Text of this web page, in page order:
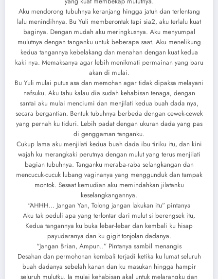
Aku mendorong tubuhnya keranjang hingga jatuh dan terlentang
lalu menindihnya. Bu Yuli memberontak tapi sia2, aku terlalu kuat
baginya. Dengan mudah aku meringkusnya. Aku menyumpal
mulutnya dengan tanganku untuk beberapa saat. Aku menelikung
kedua tangannya kebelakang dan menahan dengan kuat kedua
kaki nya. Memaksanya agar lebih menikmati permainan yang baru
akan di mulai.
Bu Yuli mulai putus asa dan memohan agar tidak dipaksa melayani
nafsuku. Aku tahu kalau dia sudah kehabisan tenaga, dengan
santai aku mulai menciumi dan menjilati kedua buah dada nya,
secara bergantian. Bentuk tubuhnya berbeda dengan cewek-cewek
yang pernah ku tiduri. Lebih padat dengan ukuran dada yang pas
di genggaman tanganku.
Cukup lama aku menjilati kedua buah dada ibu tiriku itu, dan kini
wajah ku merangkaki perutnya dengan mulut yang terus menjilati
bagian tubuhnya. Tanganku meraba-raba selangkangan dan
mencucuk-cucuk lubang vaginanya yang menggunduk dan tampak
montok. Sesaat kemudian aku memindahkan jilatanku
keselangkangannya.
“AHHH… Jangan Yan, Tolong jangan lakukan itu” pintanya
Aku tak peduli apa yang terlontar dari mulut si berengsek itu,
Kedua tangannya ku buka lebar-lebar dan kembali ku hisap
payudaranya dan ku gigit tonjolan dadanya.
“Jangan Brian, Ampun..” Pintanya sambil menangis
Desahan dan permohonan kembali terjadi ketika ku lumat seluruh
buah dadanya sebelah kanan dan ku masukan hingga hampir
seluruh mulutku. Ia mulai kehabisan akal untuk melarangku dan